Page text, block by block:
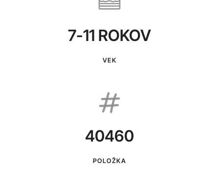
7-11 ROKOV
VEK
40460
POLOŽKA